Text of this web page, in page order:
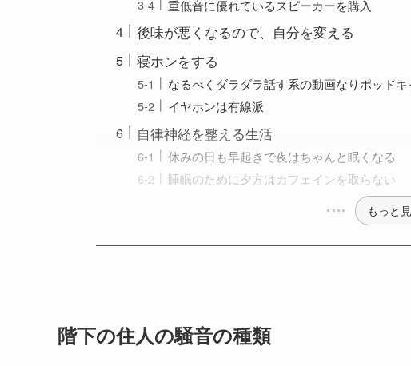
重低音に優れているスピーカーを購入
後味が悪くなるので、自分を変える
寝ホンをする
なるべくダラダラ話す系の動画なりポッド
イヤホンは有線派
自律神経を整える生活
休みの日も早起きで夜はちゃんと眠くなる
睡眠のために夕方はカフェインを取らない
もっと
階下の住人の騒音の種類